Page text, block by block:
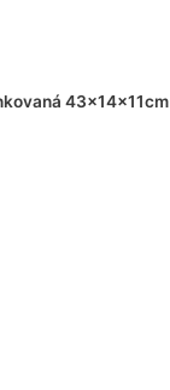
43x14x11cm